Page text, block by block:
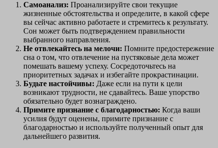
Самоанализ: Проанализируйте свои текущие
жизненные обстоятельства и определите, в какой сфере
вы сейчас активно работаете и стремитесь к результату.
Сон может быть подтверждением правильности
выбранного направления.
Не отвлекайтесь на мелочи: Помните предостережение
сна о том, что отвлечение на пустяковые дела может
помешать вашему успеху. Сосредоточьтесь на
приоритетных задачах и избегайте прокрастинации.
Будьте настойчивы: Даже если на пути к цели
возникают трудности, не сдавайтесь. Ваше упорство
обязательно будет вознаграждено.
Примите признание с благодарностью: Когда ваши
усилия будут оценены, примите признание с
благодарностью и используйте полученный опыт для
дальнейшего развития.